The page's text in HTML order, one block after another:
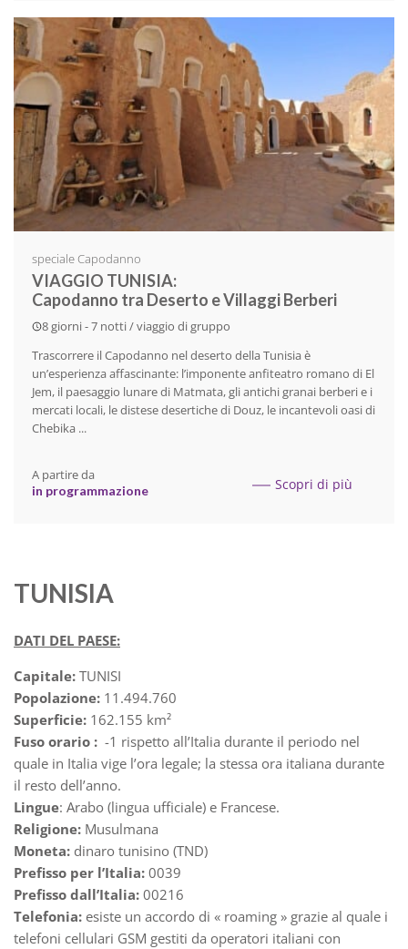
speciale Capodanno
VIAGGIO TUNISIA:
Capodanno tra Deserto e Villaggi Berberi
8 giorni - 7 notti / viaggio di gruppo
Trascorrere il Capodanno nel deserto della Tunisia è
un’esperienza affascinante: l’imponente anfiteatro romano di El
Jem, il paesaggio lunare di Matmata, gli antichi granai berberi e i
mercati locali, le distese desertiche di Douz, le incantevoli oasi di
Chebika ...
A partire da
in programmazione Scopri di più
TUNISIA
DATI DEL PAESE:
Capitale: TUNISI
Popolazione: 11.494.760
Superficie: 162.155 km²
Fuso orario : -1 rispetto all’Italia durante il periodo nel
quale in Italia vige l’ora legale; la stessa ora italiana durante
il resto dell’anno.
Lingue: Arabo (lingua ufficiale) e Francese.
Religione: Musulmana
Moneta: dinaro tunisino (TND)
Prefisso per l’Italia: 0039
Prefisso dall’Italia: 00216
Telefonia: esiste un accordo di « roaming » grazie al quale i
telefoni cellulari GSM gestiti da operatori italiani con